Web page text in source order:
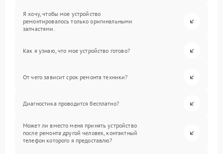
Я хочу, чтобы мое устройство
ремонтировалось только оригинальными
запчастями.
Как я узнаю, что мое устройство готово?
От чего зависит срок ремонта техники?
Диагностика проводится бесплатно?
Может ли вместо меня принять устройство
после ремонта другой человек, контактный
телефон которого я предоставлю?